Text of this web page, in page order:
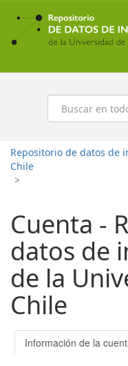
Ir
contenido
principal
Buscar
Repositorio de datos de
Chile
>
Cuenta -
datos de
de la
Chile
Información de la